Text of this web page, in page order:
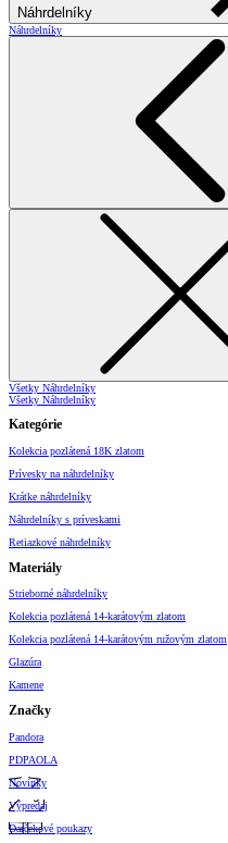
Náhrdelníky
Náhrdelníky
Všetky Náhrdelníky
Všetky Náhrdelníky
Kategórie
Kolekcia pozlátená 18K zlatom
Prívesky na náhrdelníky
Krátke náhrdelníky
Náhrdelníky s príveskami
Retiazkové náhrdelníky
Materiály
Strieborné náhrdelníky
Kolekcia pozlátená 14-karátovým zlatom
Kolekcia pozlátená 14-karátovým ružovým zlatom
Glazúra
Kamene
Značky
Pandora
PDPAOLA
Novinky
Výpredaj
Darčekové poukazy